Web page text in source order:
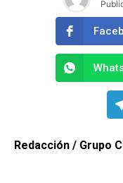
Redacción / Grupo